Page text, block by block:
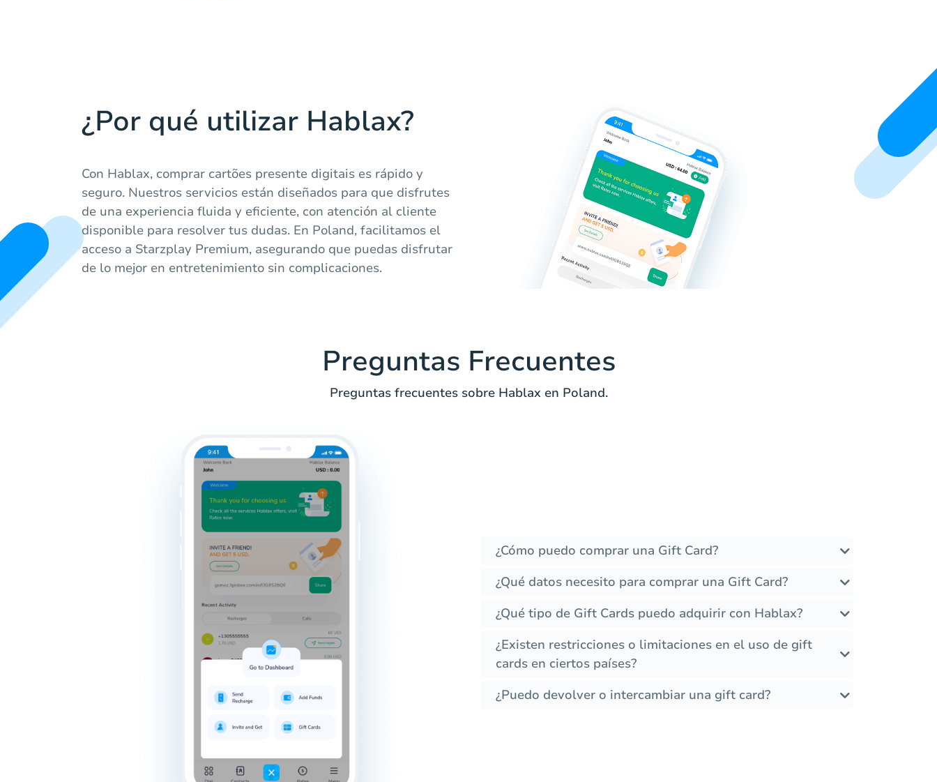
¿Por qué utilizar Hablax?
Con Hablax, comprar cartões presente digitais es rápido y
seguro. Nuestros servicios están diseñados para que disfrutes
de una experiencia fluida y eficiente, con atención al cliente
disponible para resolver tus dudas. En Poland, facilitamos el
acceso a Starzplay Premium, asegurando que puedas disfrutar
de lo mejor en entretenimiento sin complicaciones.
Preguntas Frecuentes
Preguntas frecuentes sobre Hablax en Poland.
¿Cómo puedo comprar una Gift Card?
¿Qué datos necesito para comprar una Gift Card?
¿Qué tipo de Gift Cards puedo adquirir con Hablax?
¿Existen restricciones o limitaciones en el uso de gift
cards en ciertos países?
¿Puedo devolver o intercambiar una gift card?